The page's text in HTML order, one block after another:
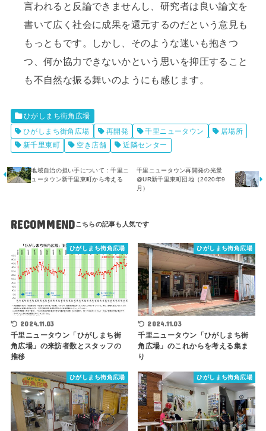
言われると反論できませんし、研究者は良い論文を
書いて広く社会に成果を還元するのだという意見も
もっともです。しかし、そのような迷いも抱きつ
つ、何か協力できないかという思いを抑圧すること
も不自然な振る舞いのようにも感じます。
ひがしまち街角広場
ひがしまち街角広場
再開発 千里ニュータウン
居場所
新千里東町
空き店舗 近隣センター
地域自治の担い手について：千里ニ
ュータウン新千里東町から考える
千里ニュータウン再開発の光景
@UR新千里東町団地（2020年9
月）
RECOMMEND
ひがしまち街角広場
2024.11.03
千里ニュータウン「ひがしまち街
角広場」の来訪者数とスタッフの
推移
ひがしまち街角広場
2024.11.03
千里ニュータウン「ひがしまち街
角広場」のこれからを考える集ま
り
ひがしまち街角広場 ひがしまち街角広場